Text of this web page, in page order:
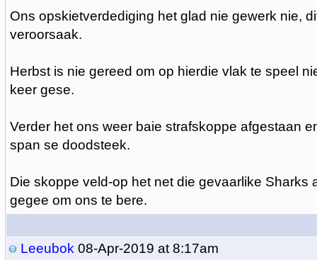
Ons opskietverdediging het glad nie gewerk nie,
veroorsaak.
Herbst is nie gereed om op hierdie vlak te speel
keer gese.
Verder het ons weer baie strafskoppe afgestaan
span se doodsteek.
Die skoppe veld-op het net die gevaarlike Sharks
gegee om ons te bere.
Leeubok 08-Apr-2019 at 8:17am